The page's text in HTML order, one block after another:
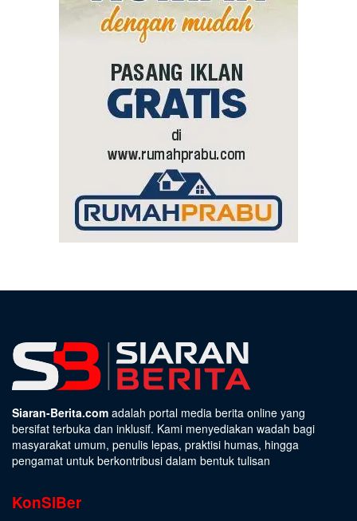
Siaran-Berita.com adalah portal media berita online yang
bersifat terbuka dan inklusif. Kami menyediakan wadah bagi
masyarakat umum, penulis lepas, praktisi humas, hingga
pengamat untuk berkontribusi dalam bentuk tulisan
KonSiBer